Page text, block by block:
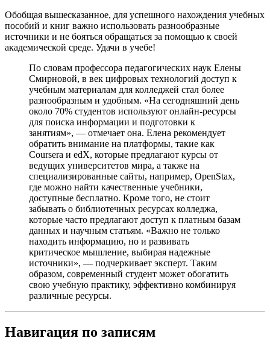
Обобщая вышесказанное, для успешного нахождения учебных
пособий и книг важно использовать разнообразные
источники и не бояться обращаться за помощью к своей
академической среде. Удачи в учебе!
По словам профессора педагогических наук Елены
Смирновой, в век цифровых технологий доступ к
учебным материалам для колледжей стал более
разнообразным и удобным. «На сегодняшний день
около 70% студентов используют онлайн-ресурсы
для поиска информации и подготовки к
занятиям», — отмечает она. Елена рекомендует
обратить внимание на платформы, такие как
Coursera и edX, которые предлагают курсы от
ведущих университетов мира, а также на
специализированные сайты, например, OpenStax,
где можно найти качественные учебники,
доступные бесплатно. Кроме того, не стоит
забывать о библиотечных ресурсах колледжа,
которые часто предлагают доступ к платным базам
данных и научным статьям. «Важно не только
находить информацию, но и развивать
критическое мышление, выбирая надежные
источники», — подчеркивает эксперт. Таким
образом, современный студент может обогатить
свою учебную практику, эффективно комбинируя
различные ресурсы.
Навигация по записям